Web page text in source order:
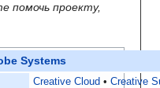
помочь проекту,
Systems
Creative Cloud
Creative